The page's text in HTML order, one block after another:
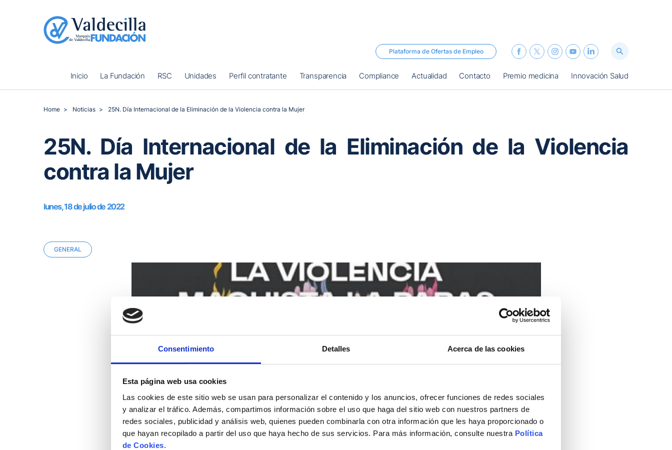
Consentimiento Detalles Acerca de las cookies
Esta página web usa cookies
Las cookies de este sitio web se usan para personalizar el contenido y los anuncios, ofrecer funciones de redes sociales
y analizar el tráfico. Además, compartimos información sobre el uso que haga del sitio web con nuestros partners de
redes sociales, publicidad y análisis web, quienes pueden combinarla con otra información que les haya proporcionado o
que hayan recopilado a partir del uso que haya hecho de sus servicios. Para más información, consulte nuestra Política
de Cookies.
Plataforma de Ofertas de Empleo
Inicio La Fundación RSC Unidades Perfil contratante Transparencia Compliance Actualidad Contacto Premio medicina Innovación Salud
Home Noticias 25N. Día Internacional de la Eliminación de la Violencia contra la Mujer
25N. Día Internacional de la Eliminación de la Violencia
contra la Mujer
lunes, 18 de julio de 2022
GENERAL